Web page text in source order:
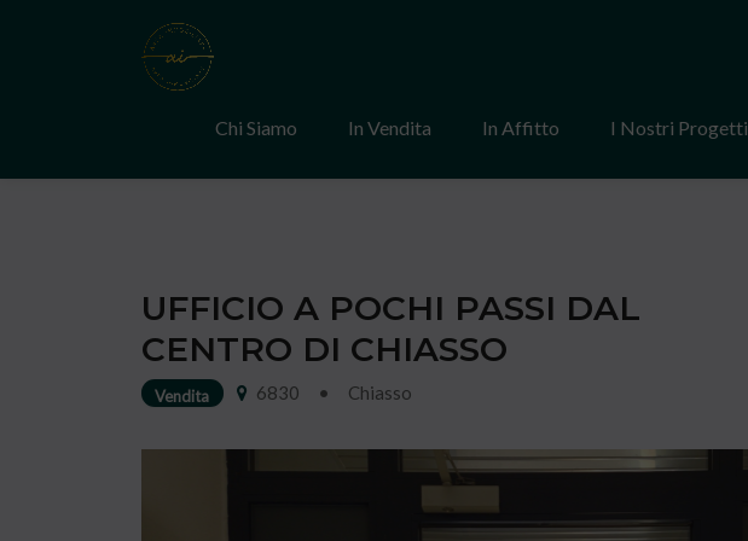
Chi Siamo In Vendita In Affitto I Nostri Progetti
UFFICIO A POCHI PASSI DAL
CENTRO DI CHIASSO
Vendita 6830 • Chiasso